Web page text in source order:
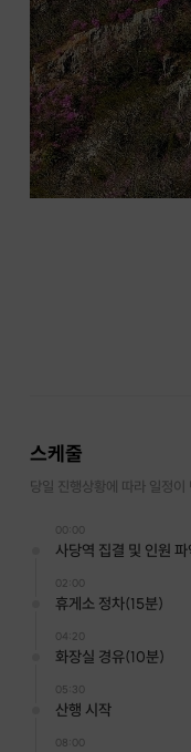
스케줄
당일 진행상황에 따라 일정이
00:00
사당역 집결 및 인원
02:00
휴게소 정차(15분)
04:20
화장실 경유(10분)
05:30
산행 시작
08:00